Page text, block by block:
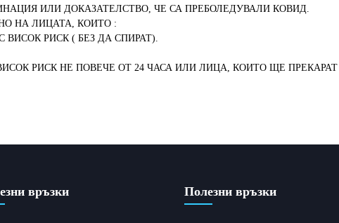
ИЛИ ДОКАЗАТЕЛСТВО, ЧЕ СА ПРЕБОЛЕДУВАЛИ КОВИД.
НА ЛИЦАТА, КОИТО :
РИСК ( БЕЗ ДА СПИРАТ).
РИСК НЕ ПОВЕЧЕ ОТ 24 ЧАСА ИЛИ ЛИЦА, КОИТО ЩЕ
връзки Полезни връзки